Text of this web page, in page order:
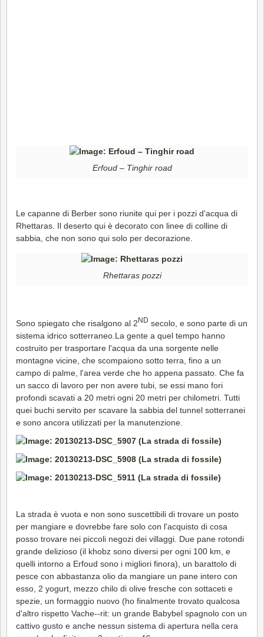
Erfoud – Tinghir road
Le capanne di Berber sono riunite qui per i pozzi d'acqua di
Rhettaras. Il deserto qui è decorato con linee di colline di
sabbia, che non sono qui solo per decorazione.
Rhettaras pozzi
Sono spiegato che risalgono al 2ND secolo, e sono parte di un
sistema idrico sotterraneo.La gente a quel tempo hanno
costruito per trasportare l'acqua da una sorgente nelle
montagne vicine, che scompaiono sotto terra, fino a un
campo di palme, l'area verde che ho appena passato. Che fa
un sacco di lavoro per non avere tubi, se essi mano fori
profondi scavati a 20 metri ogni 20 metri per chilometri. Tutti
quei buchi servito per scavare la sabbia del tunnel sotterranei
e sono ancora utilizzati per la manutenzione.
La strada è vuota e non sono suscettibili di trovare un posto
per mangiare e dovrebbe fare solo con l'acquisto di cosa
posso trovare nei piccoli negozi dei villaggi. Due pane rotondi
grande delizioso (il khobz sono diversi per ogni 100 km, e
quelli intorno a Erfoud sono i migliori finora), un barattolo di
pesce con abbastanza olio da mangiare un pane intero con
esso, 2 yogurt, mezzo chilo di olive fresche con sottaceti e
spezie, un formaggio nuovo (ho finalmente trovato qualcosa
d'altro rispetto Vache--rit: un grande Babybel spagnolo con un
cattivo gusto e anche nessun sistema di apertura nella cera